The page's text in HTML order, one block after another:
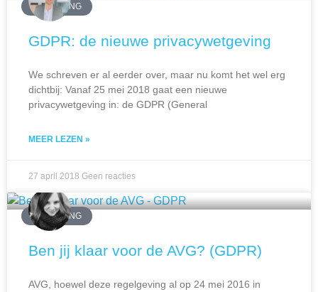
MARKETING
GDPR: de nieuwe privacywetgeving
We schreven er al eerder over, maar nu komt het wel erg
dichtbij: Vanaf 25 mei 2018 gaat een nieuwe
privacywetgeving in: de GDPR (General
MEER LEZEN »
27 april 2018 Geen reacties
MARKETING
Ben jij klaar voor de AVG? (GDPR)
AVG, hoewel deze regelgeving al op 24 mei 2016 in